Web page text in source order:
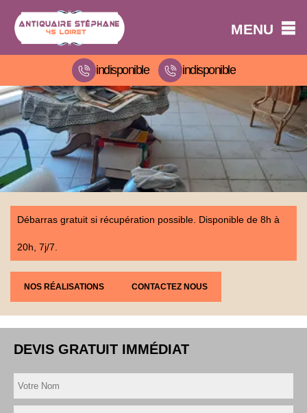
MENU
indisponible indisponible
Débarras gratuit si récupération possible. Disponible de 8h à
20h, 7j/7.
NOS RÉALISATIONS CONTACTEZ NOUS
DEVIS GRATUIT IMMÉDIAT